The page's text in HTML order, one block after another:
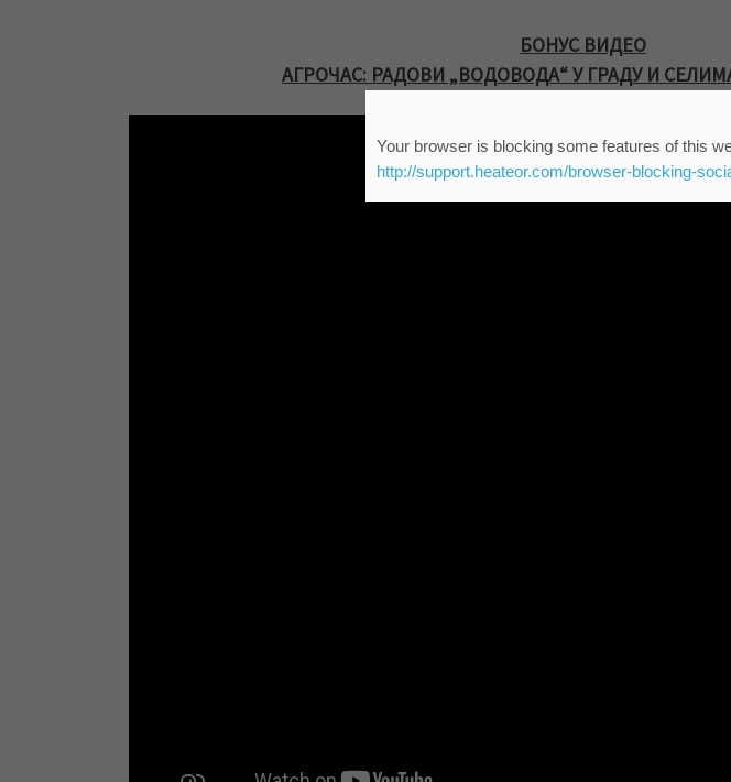
БОНУС ВИДЕО
АГРОЧАС: РАДОВИ „ВОДОВОДА“ У ГРАДУ И
Your browser is blocking some features of this
http://support.heateor.com/browser-blocking-